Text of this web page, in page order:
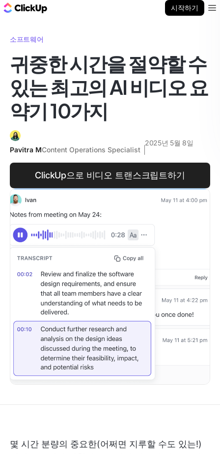
시작하기
소프트웨어
귀중한 시간을 절약할 수
있는 최고의 AI 비디오 요
약기 10가지
Pavitra MContent Operations Specialist
2025년 5월 8일
ClickUp으로 비디오 트랜스크립트하기
몇 시간 분량의 중요한(어쩌면 지루할 수도 있는!)